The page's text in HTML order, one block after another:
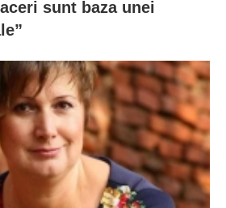
sunt baza unei